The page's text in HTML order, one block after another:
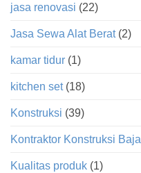
jasa renovasi (22)
Jasa Sewa Alat Berat(2)
kamar tidur (1)
kitchen set(18)
Konstruksi (39)
Kontraktor Konstruksi Baja
Kualitas produk (1)